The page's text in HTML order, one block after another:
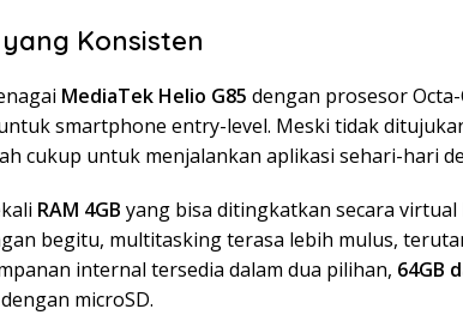
Konsisten
MediaTek Helio G85 dengan prosesor
smartphone entry-level. Meski tidak
cukup untuk menjalankan aplikasi sehari-hari
RAM 4GB yang bisa ditingkatkan secara
begitu, multitasking terasa lebih mulus,
internal tersedia dalam dua pilihan, 64GB
microSD.